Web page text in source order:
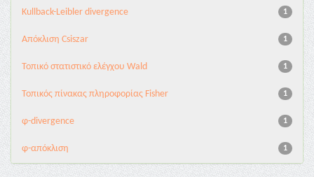
1
Kullback-Leibler divergence
1
Απόκλιση Csiszar
1
Τοπικό στατιστικό ελέγχου Wald
1
Τοπικός πίνακας πληροφορίας Fisher
1
φ-divergence
1
φ-απόκλιση